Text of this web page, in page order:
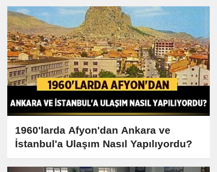
1960'larda Afyon'dan Ankara ve
İstanbul'a Ulaşım Nasıl Yapılıyordu?